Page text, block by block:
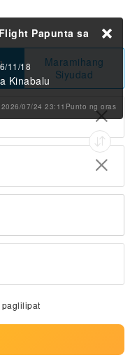
Maramihang
Siyudad
paglilipat
Papunta sa
11/18
Kinabalu
2026/07/24 23:11Punto ng oras